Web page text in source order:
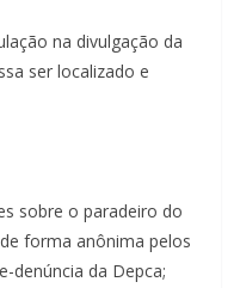
na divulgação da
ser localizado e
sobre o paradeiro do
forma anônima pelos
denúncia da Depca;